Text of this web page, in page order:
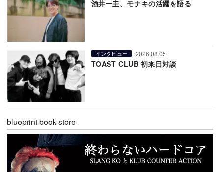
酒井一圭、モナキの活躍を語る
インタビュー 2026.08.05
TOAST CLUB 初来日対談
blueprint book store